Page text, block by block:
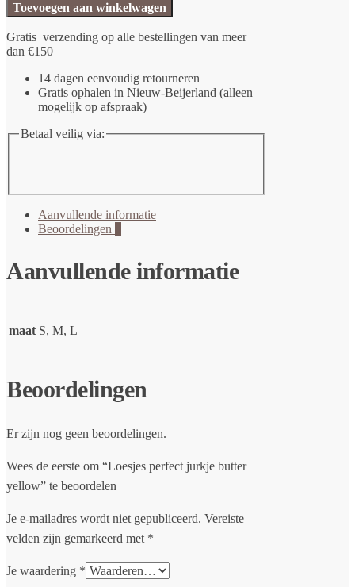
Toevoegen aan winkelwagen
Gratis verzending op alle bestellingen van meer
dan €150
14 dagen eenvoudig retourneren
Gratis ophalen in Nieuw-Beijerland (alleen
mogelijk op afspraak)
Betaal veilig via:
Aanvullende informatie
Beoordelingen
Aanvullende informatie
maat S, M, L
Beoordelingen
Er zijn nog geen beoordelingen.
Wees de eerste om “Loesjes perfect jurkje butter
yellow” te beoordelen
Je e-mailadres wordt niet gepubliceerd. Vereiste
velden zijn gemarkeerd met *
Je waardering *